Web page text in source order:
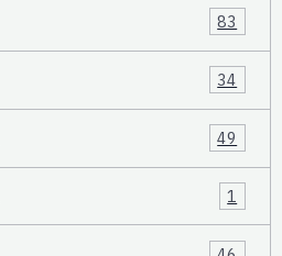
83
34
49
1